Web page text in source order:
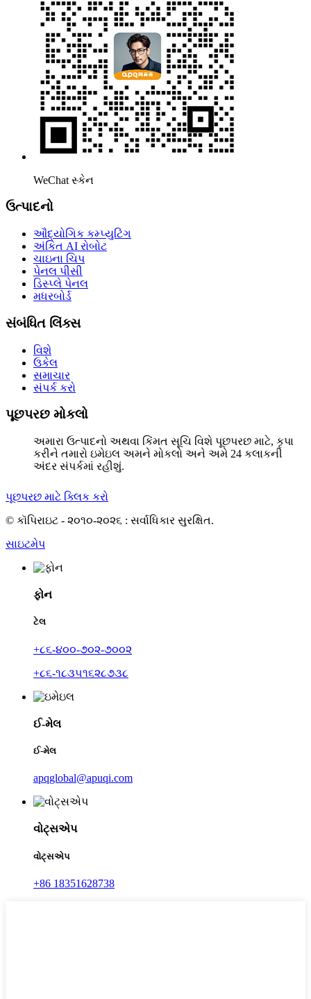
WeChat સ્કેન
ઉત્પાદનો
ઔદ્યોગિક કમ્પ્યુટિંગ
અંકિત AI રોબોટ
ચાઇના ચિપ
પેનલ પીસી
ડિસ્પ્લે પેનલ
મધરબોર્ડ
સંબંધિત લિંક્સ
વિશે
ઉકેલ
સમાચાર
સંપર્ક કરો
પૂછપરછ મોકલો
અમારા ઉત્પાદનો અથવા કિંમત સૂચિ વિશે પૂછપરછ માટે, કૃપા
કરીને તમારો ઇમેઇલ અમને મોકલો અને અમે 24 કલાકની
અંદર સંપર્કમાં રહીશું.
પૂછપરછ માટે ક્લિક કરો
© કૉપિરાઇટ - ૨૦૧૦-૨૦૨૬ : સર્વાધિકાર સુરક્ષિત.
સાઇટમેપ
ફોન
ટેલ
+૮૬-૪૦૦-૭૦૨-૭૦૦૨
+૮૬-૧૮૩૫૧૬૨૮૭૩૮
ઈ-મેલ
ઈ-મેલ
apqglobal@apuqi.com
વોટ્સએપ
વોટ્સએપ
+86 18351628738